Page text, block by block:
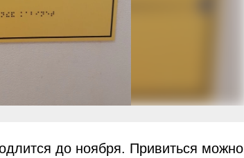
до ноября. Привиться можно